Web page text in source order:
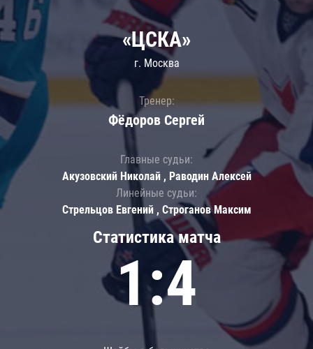
Статистика матча
1:4
«ЦСКА»
г. Москва
Тренер:
Фёдоров Сергей
Главные судьи:
Акузовский Николай , Раводин Алексей
Линейные судьи:
Стрельцов Евгений , Строганов Максим